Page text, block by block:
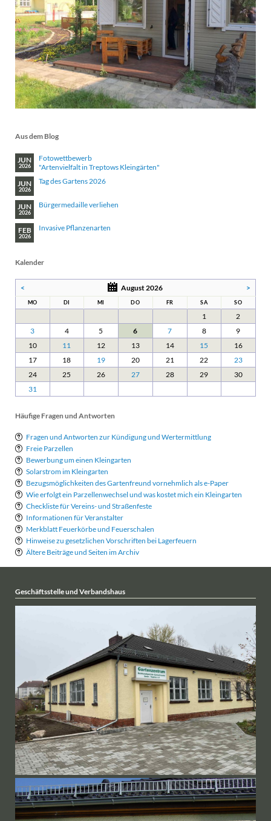
Aus dem Blog
JUN
2026
Fotowettbewerb
"Artenvielfalt in Treptows Kleingärten"
JUN
2026
Tag des Gartens 2026
JUN
2026
Bürgermedaille verliehen
FEB
2026
Invasive Pflanzenarten
Kalender
< August 2026 >
MO DI MI DO FR SA SO
1
2
3
4 5 6 7 8
9
10
11 12 13 14 15
16
17
18 19 20 21 22
23
24
25 26 27 28 29
30
31
Häufige Fragen und Antworten
Fragen und Antworten zur Kündigung und Wertermittlung
Freie Parzellen
Bewerbung um einen Kleingarten
Solarstrom im Kleingarten
Bezugsmöglichkeiten des Gartenfreund vornehmlich als e-Paper
Wie erfolgt ein Parzellenwechsel und was kostet mich ein Kleingarten
Checkliste für Vereins- und Straßenfeste
Informationen für Veranstalter
Merkblatt Feuerkörbe und Feuerschalen
Hinweise zu gesetzlichen Vorschriften bei Lagerfeuern
Ältere Beiträge und Seiten im Archiv
Geschäftsstelle und Verbandshaus